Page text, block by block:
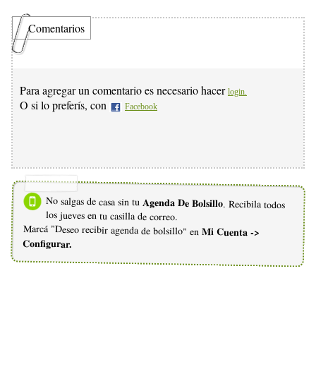
Comentarios
Para agregar un comentario es necesario hacer login.
O si lo preferís, con Facebook
No salgas de casa sin tu Agenda De Bolsillo. Recibila todos
los jueves en tu casilla de correo.
Marcá "Deseo recibir agenda de bolsillo" en Mi Cuenta ->
Configurar.